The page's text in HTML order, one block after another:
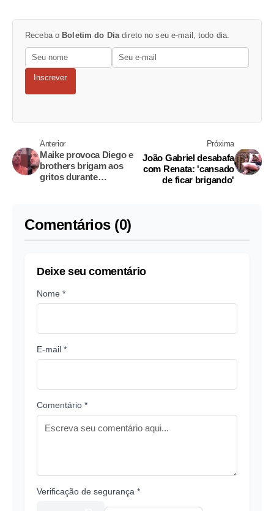
Receba o Boletim do Diadireto no seu e-mail, todo dia.
Inscrever
Anterior
Maike provoca Diego e
brothers brigam aos
gritos durante
Próxima
João Gabriel desabafa
com Renata: 'cansado
de ficar brigando'
Comentários (0)
Deixe seu comentário
Nome *
E-mail *
Comentário *
Verificação de segurança *